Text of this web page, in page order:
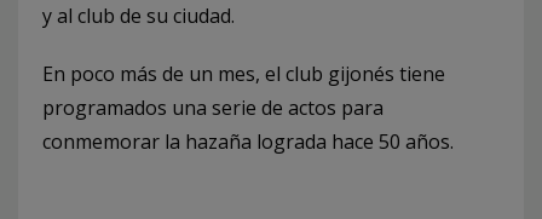
y al club de su ciudad.
En poco más de un mes, el club gijonés tiene
programados una serie de actos para
conmemorar la hazaña lograda hace 50 años.